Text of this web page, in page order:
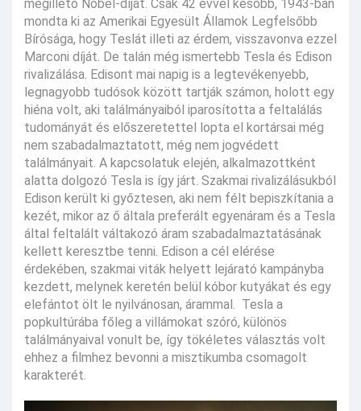
megillető Nobel-díjat. Csak 42 évvel később, 1943-ban
mondta ki az Amerikai Egyesült Államok Legfelsőbb
Bírósága, hogy Teslát illeti az érdem, visszavonva ezzel
Marconi díját. De talán még ismertebb Tesla és Edison
rivalizálása. Edisont mai napig is a legtevékenyebb,
legnagyobb tudósok között tartják számon, holott egy
hiéna volt, aki találmányaiból iparosította a feltalálás
tudományát és előszeretettel lopta el kortársai még
nem szabadalmaztatott, még nem jogvédett
találmányait. A kapcsolatuk elején, alkalmazottként
alatta dolgozó Tesla is így járt. Szakmai rivalizálásukból
Edison került ki győztesen, aki nem félt bepiszkítania a
kezét, mikor az ő általa preferált egyenáram és a Tesla
által feltalált váltakozó áram szabadalmaztatásának
kellett keresztbe tenni. Edison a cél elérése
érdekében, szakmai viták helyett lejárató kampányba
kezdett, melynek keretén belül kóbor kutyákat és egy
elefántot ölt le nyilvánosan, árammal. Tesla a
popkultúrába főleg a villámokat szóró, különös
találmányaival vonult be, így tökéletes választás volt
ehhez a filmhez bevonni a misztikumba csomagolt
karakterét.